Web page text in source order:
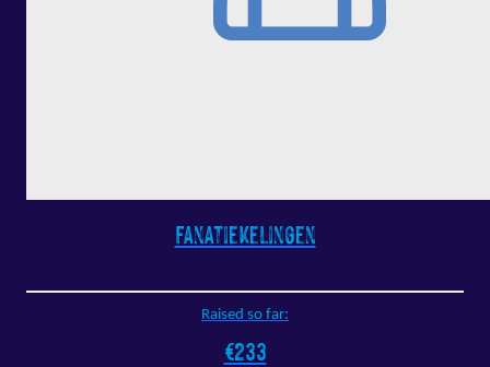
Fanatiekelingen
Raised so far:
€233